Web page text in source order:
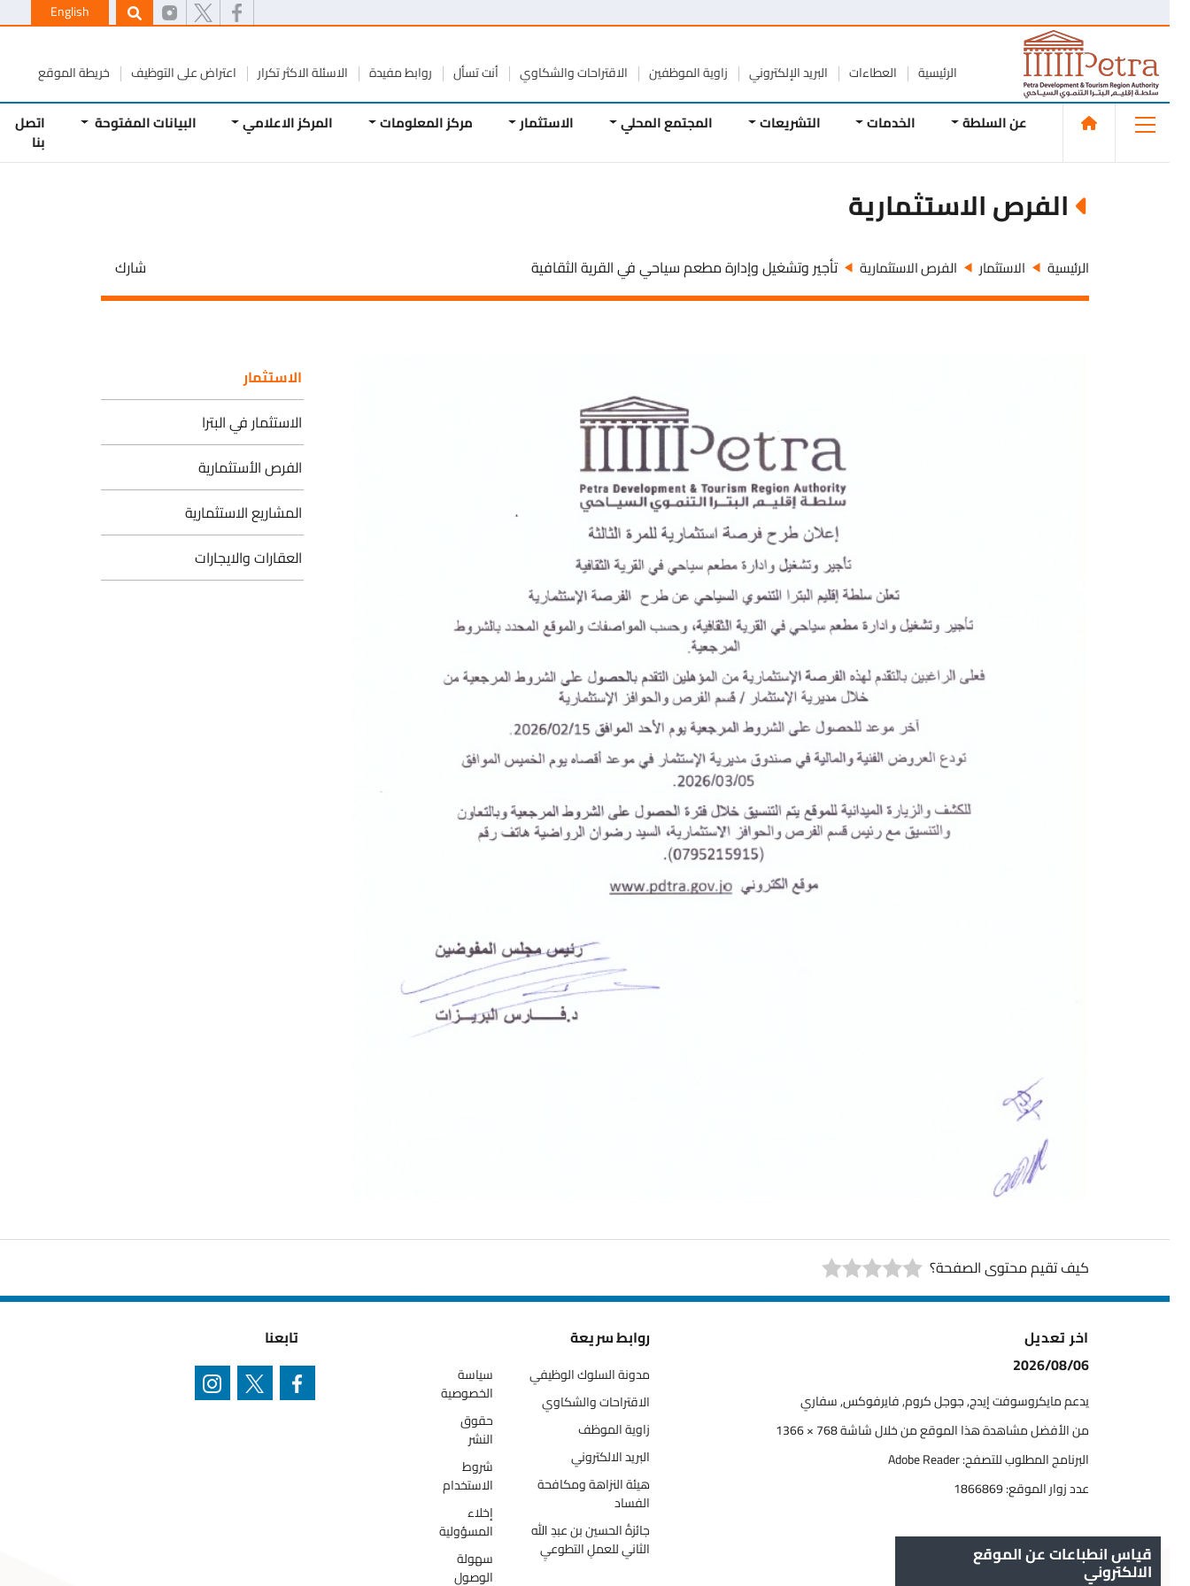
قياس انطباعات عن الموقع
الالكتروني
English
الرئيسية العطاءات البريد الإلكتروني زاوية الموظفين الاقتراحات والشكاوي أنت تسأل روابط مفيدة الاسئلة الاكثر تكرار اعتراض على التوظيف خريطة الموقع
عن السلطة الخدمات التشريعات المجتمع المحلي الاستثمار مركز المعلومات المركز الاعلامي البيانات المفتوحة اتصل
الفرص الاستثمارية
الرئيسية الاستثمار الفرص الاستثمارية تأجير وتشغيل وإدارة مطعم سياحي في القرية الثقافية شارك
الاستثمار
الاستثمار في البترا
الفرص الأستثمارية
المشاريع الاستثمارية
العقارات والايجارات
كيف تقيم محتوى الصفحة؟
اخر تعديل
2026/08/06
يدعم مايكروسوفت إيدج, جوجل كروم, فايرفوكس, سفاري
من الأفضل مشاهدة هذا الموقع من خلال شاشة 768 × 1366
البرنامج المطلوب للتصفح: Adobe Reader
عدد زوار الموقع:1866869
روابط سريعة
مدونة السلوك الوظيفي
الاقتراحات والشكاوي
زاوية الموظف
البريد الالكتروني
هيئة النزاهة ومكافحة
الفساد
جائزةُ الحسين بن عبدِ الله
الثاني للعملِ التطوعيِ
سياسة
الخصوصية
حقوق
النشر
شروط
الاستخدام
إخلاء
المسؤولية
سهولة
الوصول
تابعنا